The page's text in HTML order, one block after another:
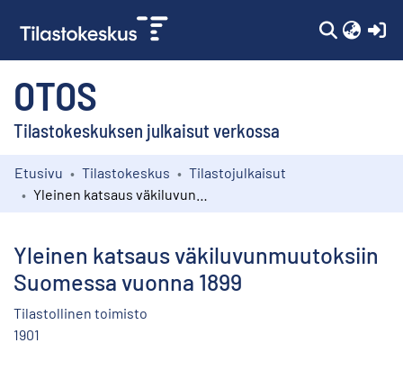
OTOS
Tilastokeskuksen julkaisut verkossa
Kokoelmat
Etusivu Tilastokeskus
Tilastojulkaisut
Yleinen katsaus väkiluvunmuutoksiin
Suomessa vuonna 1899
Tilastollinen toimisto
1901